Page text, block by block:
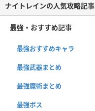
ナイトレインの人気攻略記事
最強・おすすめ記事
最強おすすめキャラ
最強武器まとめ
最強魔術まとめ
最強ボス